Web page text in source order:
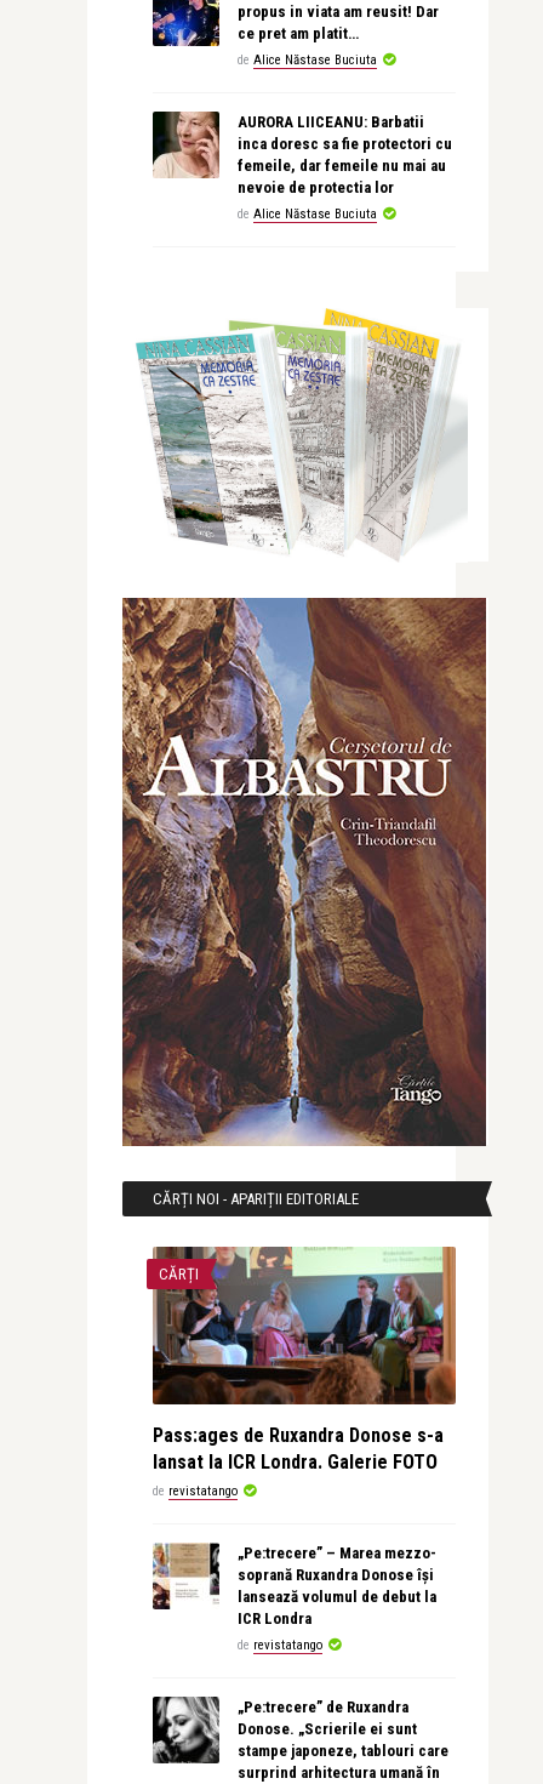
propus in viata am reusit! Dar
ce pret am platit…
de Alice Năstase Buciuta
AURORA LIICEANU: Barbatii
inca doresc sa fie protectori cu
femeile, dar femeile nu mai au
nevoie de protectia lor
de Alice Năstase Buciuta
CĂRȚI NOI - APARIȚII EDITORIALE
CĂRȚI
Pass:ages de Ruxandra Donose s-a
lansat la ICR Londra. Galerie FOTO
de revistatango
„Pe:trecere” – Marea mezzo-
soprană Ruxandra Donose își
lansează volumul de debut la
ICR Londra
de revistatango
„Pe:trecere” de Ruxandra
Donose. „Scrierile ei sunt
stampe japoneze, tablouri care
surprind arhitectura umană în